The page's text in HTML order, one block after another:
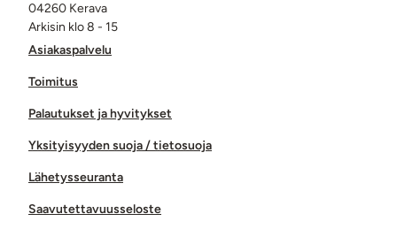
Asiakaspalvelu
Toimitus
Palautukset ja hyvitykset
Yksityisyyden suoja / tietosuoja
Lähetysseuranta
Saavutettavuusseloste
04260 Kerava
Arkisin klo 8 - 15